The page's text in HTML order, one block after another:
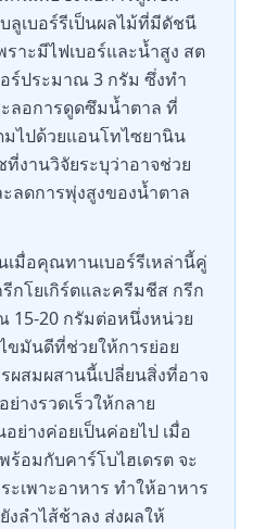
ลูเบอร์รีเป็นผลไม้ที่มีดัชนี
าะมีไฟเบอร์และน้ำสูง สต
ร์ประมาณ 3 กรัม ซึ่งทำ
ลอการดูดซึมน้ำตาล ที่
ไปด้วยแอนโทไซยานิน
งานวิจัยระบุว่าอาจช่วย
ลดการพุ่งสูงของน้ำตาล
เมื่อคุณทานเบอร์รีเหล่านี้คู่
กโยเกิร์ตและครีมชีส กรีก
15-20 กรัมต่อหนึ่งหน่วย
มันดีที่ช่วยให้การย่อย
ผสมผสานนี้เปลี่ยนสิ่งที่อาจ
างรวดเร็วให้กลาย
ย่างค่อยเป็นค่อยไป เมื่อ
อมกับคาร์โบไฮเดรต จะ
เพาะอาหาร ทำให้อาหาร
งลำไส้ช้าลง ส่งผลให้